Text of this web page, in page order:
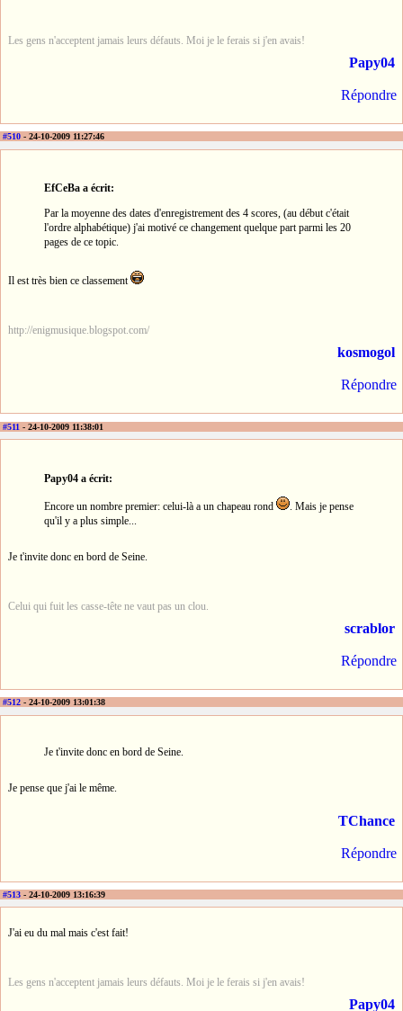
Les gens n'acceptent jamais leurs défauts. Moi je le ferais si j'en avais!
Papy04
Répondre
#510 - 24-10-2009 11:27:46
EfCeBa a écrit:
Par la moyenne des dates d'enregistrement des 4 scores, (au début c'était
l'ordre alphabétique) j'ai motivé ce changement quelque part parmi les 20
pages de ce topic.
Il est très bien ce classement
http://enigmusique.blogspot.com/
kosmogol
Répondre
#511 - 24-10-2009 11:38:01
Papy04 a écrit:
Encore un nombre premier: celui-là a un chapeau rond
. Mais je pense
qu'il y a plus simple...
Je t'invite donc en bord de Seine.
Celui qui fuit les casse-tête ne vaut pas un clou.
scrablor
Répondre
#512 - 24-10-2009 13:01:38
Je t'invite donc en bord de Seine.
Je pense que j'ai le même.
TChance
Répondre
#513 - 24-10-2009 13:16:39
J'ai eu du mal mais c'est fait!
Les gens n'acceptent jamais leurs défauts. Moi je le ferais si j'en avais!
Papy04